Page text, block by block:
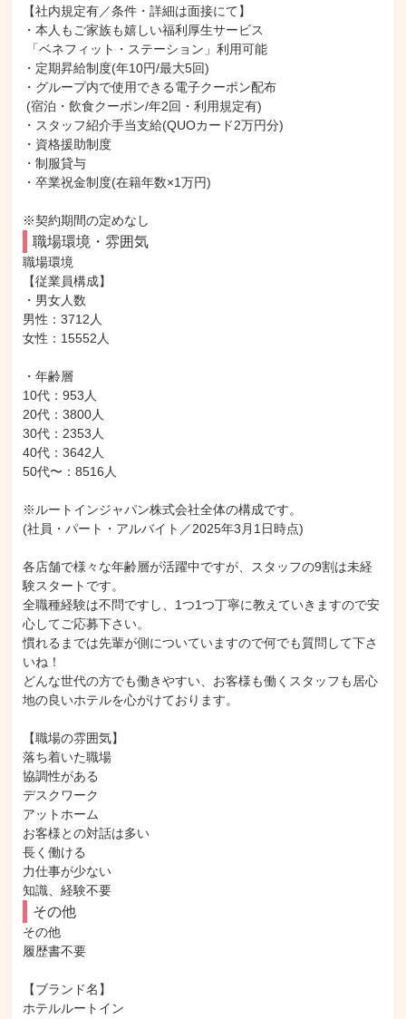
【社内規定有／条件・詳細は面接にて】
・本人もご家族も嬉しい福利厚生サービス
・定期昇給制度(年10円/最大5回)
・グループ内で使用できる電子クーポン配布
・スタッフ紹介手当支給(QUOカード2万円分)
・資格援助制度
・制服貸与
・卒業祝金制度(在籍年数×1万円)
※契約期間の定めなし
職場環境・雰囲気
職場環境
【従業員構成】
・男女人数
男性：3712人
女性：15552人
・年齢層
10代：953人
20代：3800人
30代：2353人
40代：3642人
50代〜：8516人
※ルートインジャパン株式会社全体の構成です。
(社員・パート・アルバイト／2025年3月1日時点)
各店舗で様々な年齢層が活躍中ですが、スタッフの9割は未経
験スタートです。
全職種経験は不問ですし、1つ1つ丁寧に教えていきますので安
心してご応募下さい。
慣れるまでは先輩が側についていますので何でも質問して下さ
いね！
どんな世代の方でも働きやすい、お客様も働くスタッフも居心
地の良いホテルを心がけております。
【職場の雰囲気】
落ち着いた職場
協調性がある
デスクワーク
アットホーム
お客様との対話は多い
長く働ける
力仕事が少ない
知識、経験不要
その他
その他
履歴書不要
【ブランド名】
ホテルルートイン